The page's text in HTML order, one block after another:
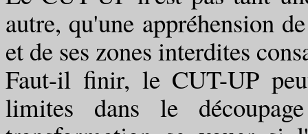
autre, qu'une appréhension
et de ses zones interdites
Faut-il finir, le CUT-UP
limites dans le